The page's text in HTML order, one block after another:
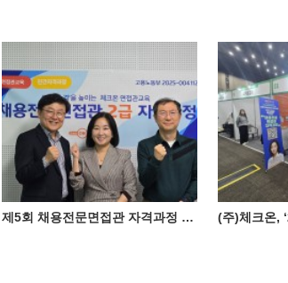
제5회 채용전문면접관 자격과정 성료